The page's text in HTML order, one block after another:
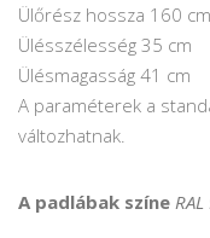
Ülőrész hossza 160 cm
Ülésszélesség 35 cm
Ülésmagasság 41 cm
A paraméterek a
változhatnak.
A padlábak színe